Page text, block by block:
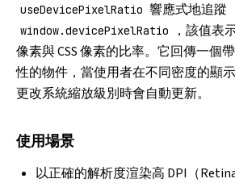
useDevicePixelRatio 響應式地追蹤
window.devicePixelRatio
，該值表
像素與 CSS 像素的比率。它回傳一個
性的物件，當使用者在不同密度的顯
更改系統縮放級別時會自動更新。
使用場景
以正確的解析度渲染高 DPI（